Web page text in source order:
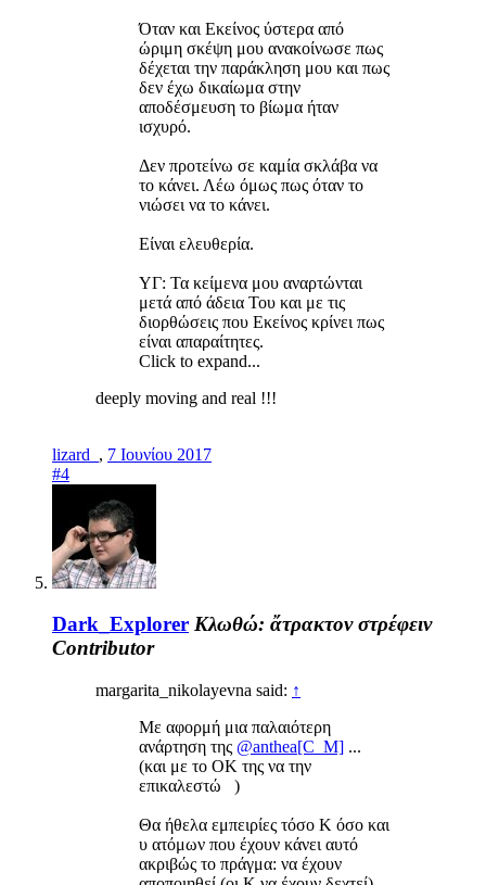
Όταν και Εκείνος ύστερα από
ώριμη σκέψη μου ανακοίνωσε πως
δέχεται την παράκληση μου και πως
δεν έχω δικαίωμα στην
αποδέσμευση το βίωμα ήταν
ισχυρό.
Δεν προτείνω σε καμία σκλάβα να
το κάνει. Λέω όμως πως όταν το
νιώσει να το κάνει.
Είναι ελευθερία.
ΥΓ: Τα κείμενα μου αναρτώνται
μετά από άδεια Του και με τις
διορθώσεις που Εκείνος κρίνει πως
είναι απαραίτητες.
Click to expand...
deeply moving and real !!!
lizard_ , 7 Ιουνίου 2017
#4
Dark_Explorer Κλωθώ: ἄτρακτον στρέφειν
Contributor
margarita_nikolayevna said: ↑
Με αφορμή μια παλαιότερη
ανάρτηση της @anthea[C_M] ...
(και με το ΟΚ της να την
επικαλεστώ )
Θα ήθελα εμπειρίες τόσο Κ όσο και
υ ατόμων που έχουν κάνει αυτό
ακριβώς το πράγμα: να έχουν